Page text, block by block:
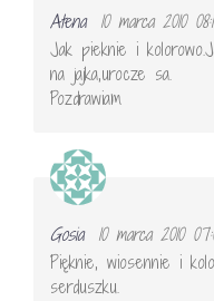
Atena
10 marca 2010
Jak pieknie i
na jajka,urocze sa.
Pozdrawiam
Gosia
10 marca 2010
Pięknie, wiosennie i
serduszku.